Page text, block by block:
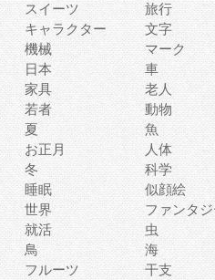
スイーツ
旅行
キャラクター
文字
機械
マーク
日本
車
家具
老人
若者
動物
夏
魚
お正月
人体
冬
科学
睡眠
似顔絵
世界
ファンタ
就活
虫
鳥
海
フルーツ
干支